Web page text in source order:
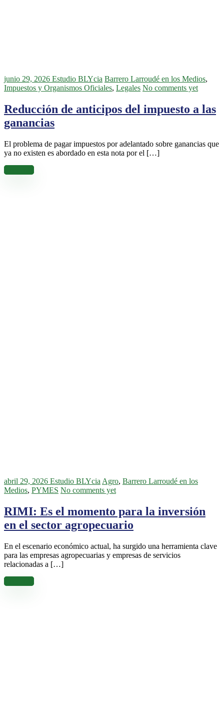
junio 29, 2026 Estudio BLYcia Barrero Larroudé en los Medios,
Impuestos y Organismos Oficiales, Legales No comments yet
Reducción de anticipos del impuesto a las
ganancias
El problema de pagar impuestos por adelantado sobre ganancias que
ya no existen es abordado en esta nota por el […]
abril 29, 2026 Estudio BLYcia Agro, Barrero Larroudé en los
Medios, PYMES No comments yet
RIMI: Es el momento para la inversión
en el sector agropecuario
En el escenario económico actual, ha surgido una herramienta clave
para las empresas agropecuarias y empresas de servicios
relacionadas a […]